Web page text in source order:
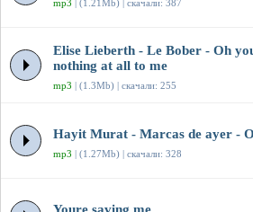
mp3 | (1.21Mb) | скачали: 387
Elise Lieberth - Le Bober - Oh
nothing at all to me
mp3 | (1.3Mb) | скачали: 255
Hayit Murat - Marcas de ayer -
mp3 | (1.27Mb) | скачали: 328